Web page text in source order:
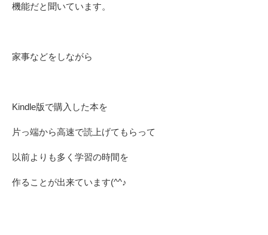
機能だと聞いています。
家事などをしながら
Kindle版で購入した本を
片っ端から高速で読上げてもらって
以前よりも多く学習の時間を
作ることが出来ています(^^♪